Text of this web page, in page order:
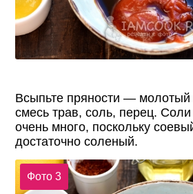
Всыпьте пряности — молотый
смесь трав, соль, перец.
очень много, поскольку
достаточно соленый.
Фото 3